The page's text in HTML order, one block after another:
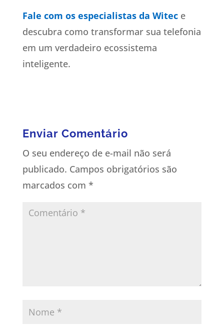
Fale com os especialistas da Witec e
descubra como transformar sua telefonia
em um verdadeiro ecossistema
inteligente.
Enviar Comentário
O seu endereço de e-mail não será
publicado. Campos obrigatórios são
marcados com *